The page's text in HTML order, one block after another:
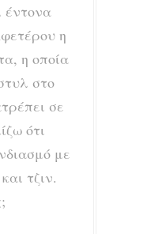
έντονα
η
η οποία
στο
σε
ότι
με
τζιν.